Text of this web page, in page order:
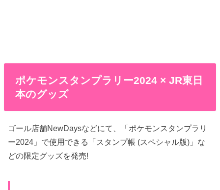
ポケモンスタンプラリー2024 × JR東日
本のグッズ
ゴール店舗NewDaysなどにて、「ポケモンスタンプラリ
ー2024」で使用できる「スタンプ帳 (スペシャル版)」な
どの限定グッズを発売!